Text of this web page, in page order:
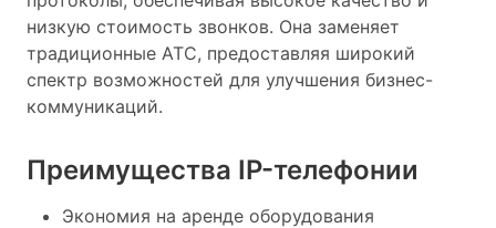
низкую стоимость звонков. Она заменяет
традиционные АТС, предоставляя широкий
спектр возможностей для улучшения бизнес-
коммуникаций.
Преимущества IP-телефонии
Экономия на аренде оборудования